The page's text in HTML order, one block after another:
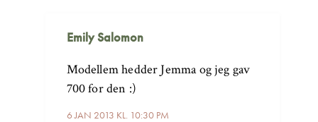
Emily Salomon
6 JAN 2013 KL. 10:30 PM
Modellem hedder Jemma og jeg gav
700 for den :)